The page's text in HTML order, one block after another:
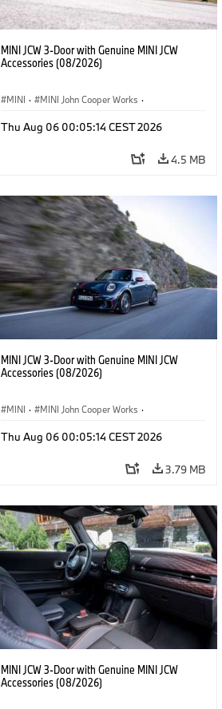
MINI JCW 3-Door with Genuine MINI JCW
Accessories (08/2026)
MINI · MINI John Cooper Works ·
Optional Extras, Accessories
Thu Aug 06 00:05:14 CEST 2026
4.5 MB
MINI JCW 3-Door with Genuine MINI JCW
Accessories (08/2026)
MINI · MINI John Cooper Works ·
Optional Extras, Accessories
Thu Aug 06 00:05:14 CEST 2026
3.79 MB
MINI JCW 3-Door with Genuine MINI JCW
Accessories (08/2026)